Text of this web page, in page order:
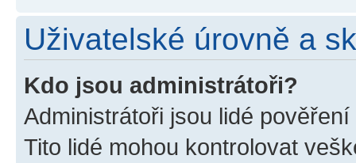
Uživatelské úrovně a
Kdo jsou administrátoři?
Administrátoři jsou lidé
Tito lidé mohou kontrolovat